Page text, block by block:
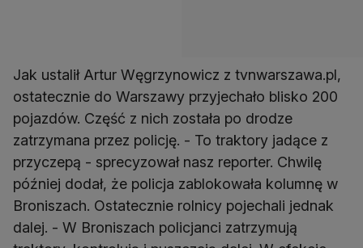
Jak ustalił Artur Węgrzynowicz z tvnwarszawa.pl,
ostatecznie do Warszawy przyjechało blisko 200
pojazdów. Część z nich została po drodze
zatrzymana przez policję. - To traktory jadące z
przyczepą - sprecyzował nasz reporter. Chwilę
później dodał, że policja zablokowała kolumnę w
Broniszach. Ostatecznie rolnicy pojechali jednak
dalej. - W Broniszach policjanci zatrzymują